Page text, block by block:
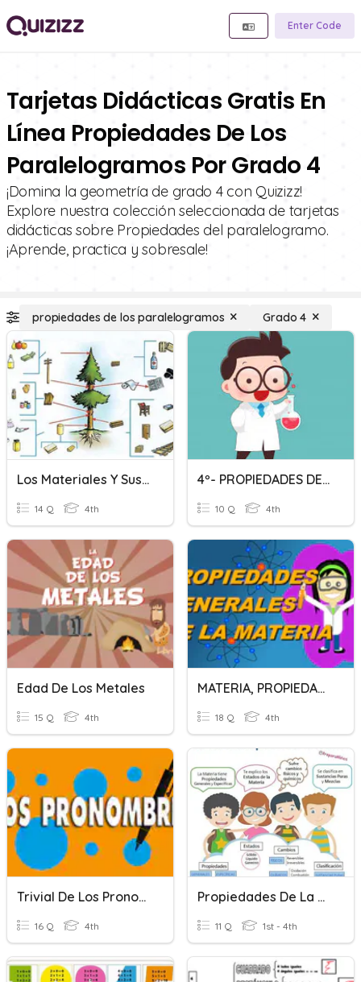
Enter Code
Tarjetas Didácticas Gratis En
Línea Propiedades De Los
Paralelogramos Por Grado 4
¡Domina la geometría de grado 4 con Quizizz!
Explore nuestra colección seleccionada de tarjetas
didácticas sobre Propiedades del paralelogramo.
¡Aprende, practica y sobresale!
propiedades de los paralelogramos Grado 4
Los Materiales Y Sus Propiedades
14 Q 4th
4º- PROPIEDADES DE LOS LÍQUIDOS Y SÓLIDOS
10 Q 4th
Edad De Los Metales
15 Q 4th
MATERIA, PROPIEDADES GENERALES
18 Q 4th
Trivial De Los Pronombres
16 Q 4th
Propiedades De La Materia
11 Q 1st - 4th